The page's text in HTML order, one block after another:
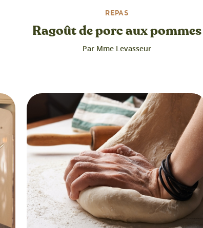
REPAS
Ragoût de porc aux pommes
Par Mme Levasseur